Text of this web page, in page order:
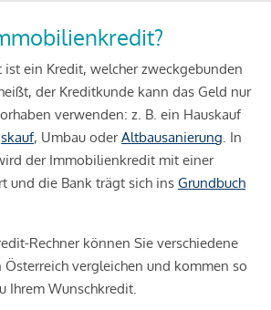
ein Kredit, welcher zweckgebunden
der Kreditkunde kann das Geld nur
verwenden: z. B. ein Hauskauf
, Umbau oderAltbausanierung. In
der Immobilienkredit mit einer
und die Bank trägt sich ins Grundbuch
Rechner können Sie verschiedene
vergleichen und kommen so
Ihrem Wunschkredit.